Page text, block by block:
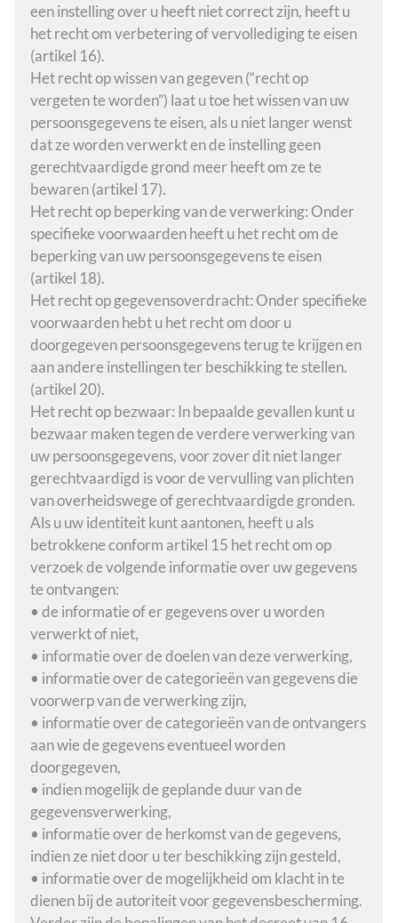
een instelling over u heeft niet correct zijn, heeft u
het recht om verbetering of vervollediging te eisen
(artikel 16).
Het recht op wissen van gegeven (“recht op
vergeten te worden”) laat u toe het wissen van uw
persoonsgegevens te eisen, als u niet langer wenst
dat ze worden verwerkt en de instelling geen
gerechtvaardigde grond meer heeft om ze te
bewaren (artikel 17).
Het recht op beperking van de verwerking: Onder
specifieke voorwaarden heeft u het recht om de
beperking van uw persoonsgegevens te eisen
(artikel 18).
Het recht op gegevensoverdracht: Onder specifieke
voorwaarden hebt u het recht om door u
doorgegeven persoonsgegevens terug te krijgen en
aan andere instellingen ter beschikking te stellen.
(artikel 20).
Het recht op bezwaar: In bepaalde gevallen kunt u
bezwaar maken tegen de verdere verwerking van
uw persoonsgegevens, voor zover dit niet langer
gerechtvaardigd is voor de vervulling van plichten
van overheidswege of gerechtvaardigde gronden.
Als u uw identiteit kunt aantonen, heeft u als
betrokkene conform artikel 15 het recht om op
verzoek de volgende informatie over uw gegevens
te ontvangen:
• de informatie of er gegevens over u worden
verwerkt of niet,
• informatie over de doelen van deze verwerking,
• informatie over de categorieën van gegevens die
voorwerp van de verwerking zijn,
• informatie over de categorieën van de ontvangers
aan wie de gegevens eventueel worden
doorgegeven,
• indien mogelijk de geplande duur van de
gegevensverwerking,
• informatie over de herkomst van de gegevens,
indien ze niet door u ter beschikking zijn gesteld,
• informatie over de mogelijkheid om klacht in te
dienen bij de autoriteit voor gegevensbescherming.